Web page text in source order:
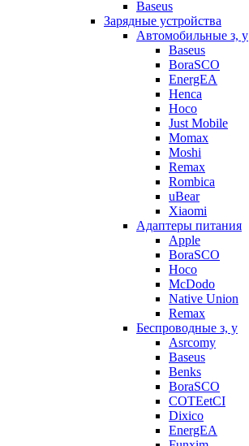
Baseus
Зарядные устройства
Автомобильные з, у
Baseus
BoraSCO
EnergEA
Henca
Hoco
Just Mobile
Momax
Moshi
Remax
Rombica
uBear
Xiaomi
Адаптеры питания
Apple
BoraSCO
Hoco
McDodo
Native Union
Remax
Беспроводные з, у
Asrcomy
Baseus
Benks
BoraSCO
COTEetCI
Dixico
EnergEA